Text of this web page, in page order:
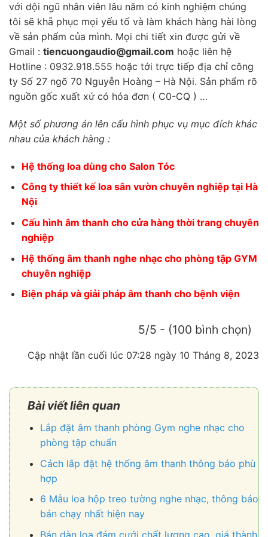
với dội ngũ nhân viên lâu năm có kinh nghiệm chúng
tôi sẽ khẵ phục mọi yếu tố và làm khách hàng hài lòng
về sản phẩm của mình. Mọi chi tiết xin được gửi về
Gmail : tiencuongaudio@gmail.com hoặc liên hệ
Hotline : 0932.918.555 hoặc tới trực tiếp địa chỉ công
ty Số 27 ngõ 70 Nguyễn Hoàng – Hà Nội. Sản phẩm rõ
nguồn gốc xuất xứ có hóa đơn ( C0-CQ ) …
Một số phương án lên cấu hình phục vụ mục đích khác
nhau của khách hàng :
Hệ thống loa dùng cho Salon Tóc
Công ty thiết kế loa sân vườn chuyên nghiệp tại Hà
Nội
Cấu hình âm thanh cho cửa hàng thời trang chuyên
nghiệp
Hệ thống âm thanh nghe nhạc cho phòng tập GYM
chuyên nghiệp
Biện pháp và giải pháp âm thanh cho bệnh viện
5/5 - (100 bình chọn)
Cập nhật lần cuối lúc 07:28 ngày 10 Tháng 8, 2023
Bài viết liên quan
Lắp đặt âm thanh phòng Gym nghe nhạc cho
phòng tập chuẩn
Cách lắp đặt hệ thống âm thanh thông báo phù
hợp
6 Mẫu loa hộp treo tường nghe nhạc, thông báo
bán chạy nhất hiện nay
Bán dàn loa đám cưới chất lượng cao, giá thành